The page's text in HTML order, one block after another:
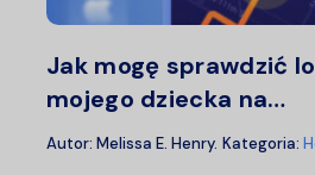
Jak mogę sprawdzić
mojego dziecka na…
Autor: Melissa E. Henry. Kategoria: